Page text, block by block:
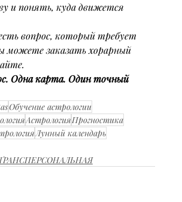
и понять, куда движется
вопрос, который требует
можете заказать хорарный
Одна карта. Один точный
Обучение астрологии
АстрологияПрогностика
Лунный календарь